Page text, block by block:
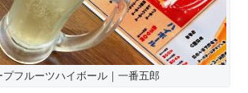
プフルーツハイボール｜一番五郎